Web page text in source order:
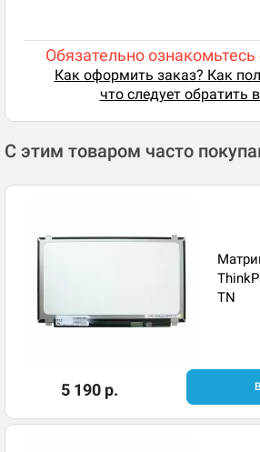
Обязательно
Как оформить заказ? Как
что следует обратить
С этим товаром часто
TN
5 190 р.